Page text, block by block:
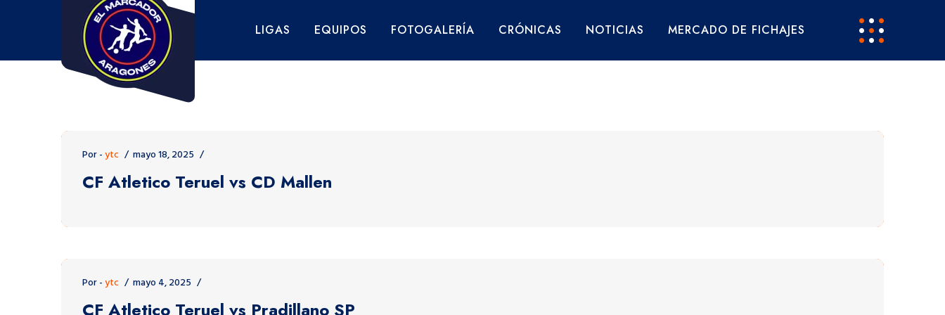
LIGAS EQUIPOS FOTOGALERÍA CRÓNICAS NOTICIAS MERCADO DE FICHAJES
Por -ytc mayo 18, 2025
CF Atletico Teruel vs CD Mallen
Por -ytc mayo 4, 2025
CF Atletico Teruel vs Pradillano SP